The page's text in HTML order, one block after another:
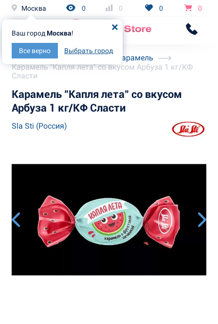
Москва
Ваш город Москва!
Все верно Выбрать город
0 0 0 0
Главная Каталог
Карамель
Карамель "Капля лета" со вкусом Арбуза 1 кг/КФ
Сласти
Карамель "Капля лета" со вкусом
Арбуза 1 кг/КФ Сласти
Sla Sti (Россия)